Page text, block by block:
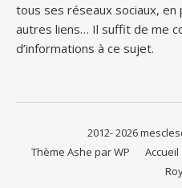
tous ses réseaux sociaux, en
autres liens… Il suffit de me
d’informations à ce sujet.
2012- 2026
Accueil
Thème Ashe parWP